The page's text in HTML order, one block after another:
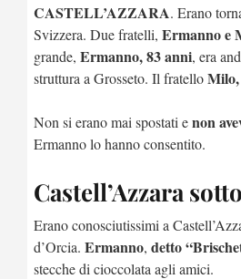
CASTELL’AZZARA. Erano
Svizzera. Due fratelli, Ermanno e
grande, Ermanno, 83 anni, era
struttura a Grosseto. Il fratello
Non si erano mai spostati enon
Ermanno lo hanno consentito.
Castell’Azzara
Erano conosciutissimi a
d’Orcia. Ermanno, detto
stecche di cioccolata agli amici.